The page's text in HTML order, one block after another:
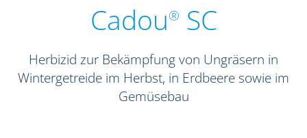
Cadou® SC
Herbizid zur Bekämpfung von Ungräsern in
Wintergetreide im Herbst, in Erdbeere sowie im
Gemüsebau